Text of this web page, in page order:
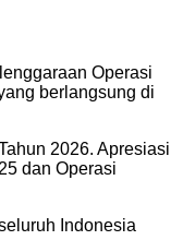
Operasi
berlangsung di
2026. Apresiasi
dan Operasi
Indonesia